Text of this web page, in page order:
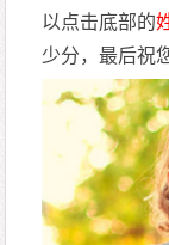
以点击底部的
少分，最后祝